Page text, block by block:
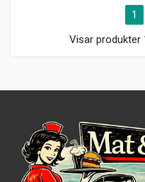
1
Visar produkter